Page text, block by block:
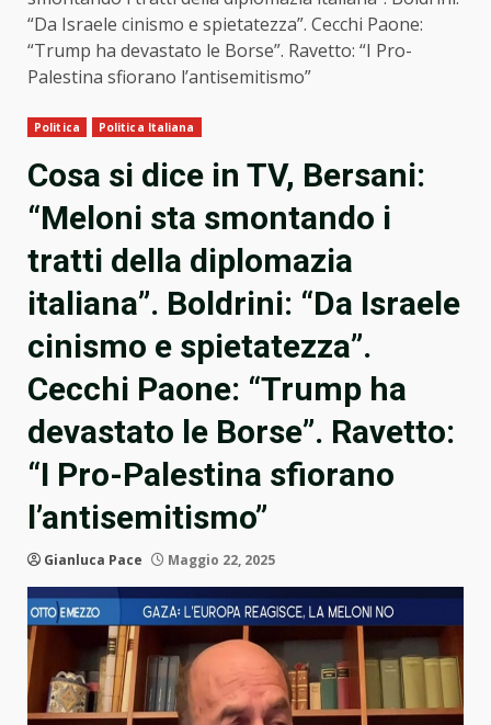
“Da Israele cinismo e spietatezza”. Cecchi Paone:
“Trump ha devastato le Borse”. Ravetto: “I Pro-
Palestina sfiorano l’antisemitismo”
Politica Politica Italiana
Cosa si dice in TV, Bersani:
“Meloni sta smontando i
tratti della diplomazia
italiana”. Boldrini: “Da Israele
cinismo e spietatezza”.
Cecchi Paone: “Trump ha
devastato le Borse”. Ravetto:
“I Pro-Palestina sfiorano
l’antisemitismo”
Gianluca Pace Maggio 22, 2025